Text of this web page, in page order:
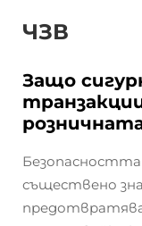
ЧЗВ
Защо
съществено